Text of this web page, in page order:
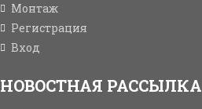
Монтаж
Регистрация
Вход
НОВОСТНАЯ РАССЫЛКА